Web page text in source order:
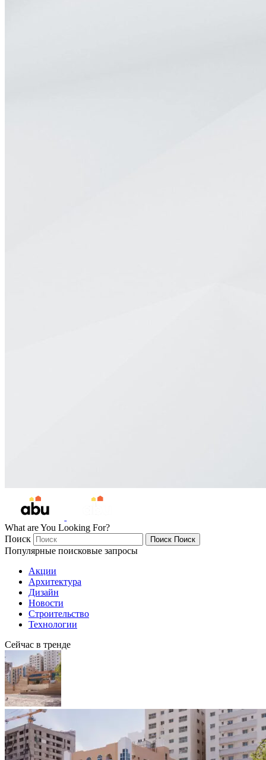
What are You Looking For?
Поиск
Поиск Поиск
Популярные поисковые запросы
Акции
Архитектура
Дизайн
Новости
Строительство
Технологии
Сейчас в тренде